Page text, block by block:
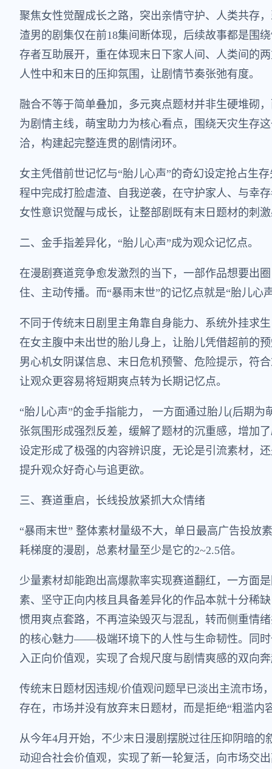
聚焦女性觉醒成长之路，突出亲情守护、人类共存
渣男的剧集仅在前18集间断体现，后续故事都是围
存者互助展开，重在体现末日下家人间、人类间的
人性中和末日的压抑氛围，让剧情节奏张弛有度。
融合不等于简单叠加，多元爽点题材并非生硬堆砌
为剧情主线，萌宝助力为核心看点，围绕天灾生存
洽，构建起完整连贯的剧情闭环。
女主凭借前世记忆与“胎儿心声”的奇幻设定抢占生
程中完成打脸虐渣、自我逆袭，在守护家人、与幸
女性意识觉醒与成长，让整部剧既有末日题材的刺
二、金手指差异化，“胎儿心声”成为观众记忆点。
在漫剧赛道竞争愈发激烈的当下，一部作品想要出
住、主动传播。而“暴雨末世”的记忆点就是“胎儿心
不同于传统末日剧里主角靠自身能力、系统外挂求
在女主腹中未出世的胎儿身上，让胎儿凭借超前的
男心机女阴谋信息、末日危机预警、危险提示，符
让观众更容易将短期爽点转为长期记忆点。
“胎儿心声”的金手指能力， 一方面通过胎儿(后期
张氛围形成强烈反差，缓解了题材的沉重感，增加
设定形成了极强的内容辨识度，无论是引流素材，
提升观众好奇心与追更欲。
三、赛道重启，长线投放紧抓大众情绪
“暴雨末世” 整体素材量级不大，单日最高广告投放
耗梯度的漫剧，总素材量至少是它的2~2.5倍。
少量素材却能跑出高爆款率实现赛道翻红，一方面
素、坚守正向内核且具备差异化的作品本就十分稀
惯用爽点套路，不再渲染毁灭与混乱，转而侧重情
的核心魅力——极端环境下的人性与生命韧性。同
入正向价值观，实现了合规尺度与剧情爽感的双向
传统末日题材因违规/价值观问题早已淡出主流市场
存在，市场并没有放弃末日题材，而是拒绝“粗滥内
从今年4月开始，不少末日漫剧摆脱过往压抑阴暗
动迎合社会价值观，实现了新一轮复活，向市场交